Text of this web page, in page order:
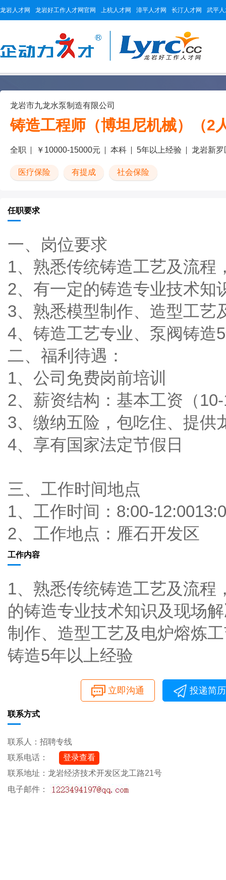
龙岩人才网 龙岩好工作人才网官网 上杭人才网 漳平人才网 长汀人才网 武平
龙岩市九龙水泵制造有限公司
铸造工程师（博坦尼机械）（2
全职 ￥10000-15000元 本科 5年以上经验 龙岩新罗
医疗保险 有提成 社会保险
任职要求
一、岗位要求
1、熟悉传统铸造工艺及流程
2、有一定的铸造专业技术知
3、熟悉模型制作、造型工艺
4、铸造工艺专业、泵阀铸造
二、福利待遇：
1、公司免费岗前培训
2、薪资结构：基本工资（
3、缴纳五险，包吃住、提供
4、享有国家法定节假日
三、工作时间地点
1、工作时间：8:00-
2、工作地点：雁石开发区
工作内容
1、熟悉传统铸造工艺及流程
的铸造专业技术知识及现场
制作、造型工艺及电炉熔炼
铸造5年以上经验
立即沟通 投递简历
联系方式
联系人：招聘专线
联系电话：
登录查看
联系地址：龙岩经济技术开发区龙工路21号
电子邮件：